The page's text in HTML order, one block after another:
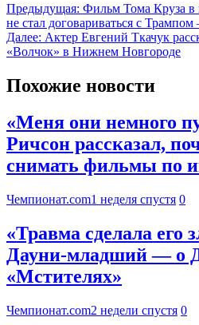
Предыдущая: Фильм Тома Круза в
не стал договариваться с
Далее: Актер Евгений Ткачук
«Волчок» в Нижнем Новгороде
Похожие новости
«Меня они немного
Ричсон рассказал,
снимать фильмы по
Чемпионат.com1 неделя спустя 0
«Травма сделала его
Дауни-младший — о
«Мстителях»
Чемпионат.com2 недели спустя 0